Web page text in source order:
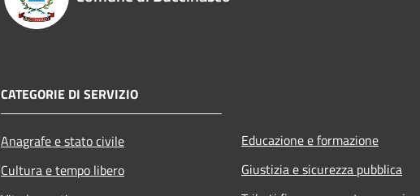
CATEGORIE DI SERVIZIO
Anagrafe e stato civile
Cultura e tempo libero
Educazione e formazione
Giustizia e sicurezza pubblica